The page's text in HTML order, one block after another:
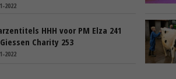
2022
HHH voor PM Elza 241
Charity 253
2022